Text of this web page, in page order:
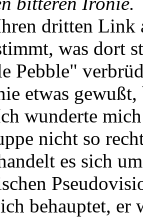
dritten Link
was dort
Pebble"
etwas
wunderte
nicht so
es sich
behauptet, er